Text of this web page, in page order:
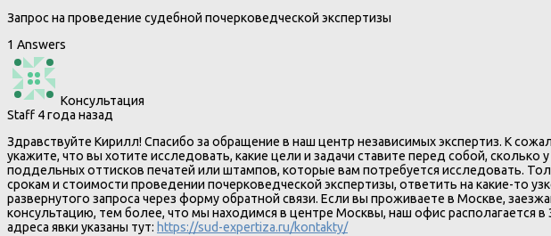
Запрос на проведение судебной почерковедческой экспертизы
1 Answers
Консультация
Staff 4 года назад
Здравствуйте Кирилл! Спасибо за обращение в наш центр независимых экспертиз. К
укажите, что вы хотите исследовать, какие цели и задачи ставите перед собой,
поддельных оттисков печатей или штампов, которые вам потребуется исследовать.
срокам и стоимости проведении почерковедческой экспертизы, ответить на какие-то
развернутого запроса через форму обратной связи. Если вы проживаете в Москве,
консультацию, тем более, что мы находимся в центре Москвы, наш офис располагается
адреса явки указаны тут: https://sud-expertiza.ru/kontakty/